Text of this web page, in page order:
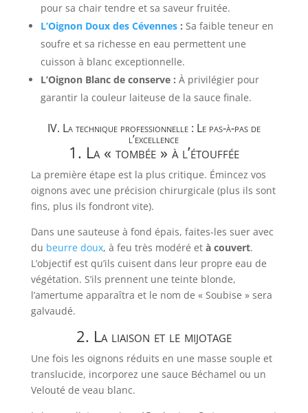
pour sa chair tendre et sa saveur fruitée.
L’Oignon Doux des Cévennes: Sa faible teneur en
soufre et sa richesse en eau permettent une
cuisson à blanc exceptionnelle.
L’Oignon Blanc de conserve : À privilégier pour
garantir la couleur laiteuse de la sauce finale.
IV. La technique professionnelle : Le pas-à-pas de
l’excellence
1. La « tombée » à l’étouffée
La première étape est la plus critique. Émincez vos
oignons avec une précision chirurgicale (plus ils sont
fins, plus ils fondront vite).
Dans une sauteuse à fond épais, faites-les suer avec
du beurre doux, à feu très modéré et à couvert.
L’objectif est qu’ils cuisent dans leur propre eau de
végétation. S’ils prennent une teinte blonde,
l’amertume apparaîtra et le nom de « Soubise » sera
galvaudé.
2. La liaison et le mijotage
Une fois les oignons réduits en une masse souple et
translucide, incorporez une sauce Béchamel ou un
Velouté de veau blanc.